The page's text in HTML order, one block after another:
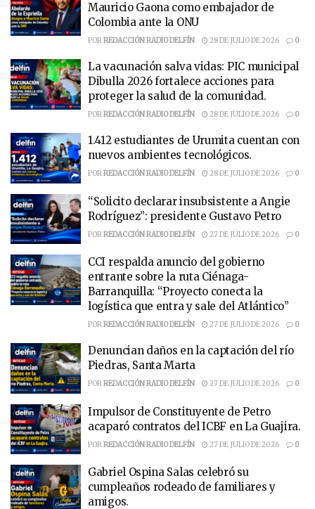
Mauricio Gaona como embajador de
Colombia ante la ONU
PORREDACCIÓN RADIO DELFÍN 28 DE JULIO DE 2026 0
La vacunación salva vidas: PIC municipal
Dibulla 2026 fortalece acciones para
proteger la salud de la comunidad.
PORREDACCIÓN RADIO DELFÍN 28 DE JULIO DE 2026 0
1.412 estudiantes de Urumita cuentan con
nuevos ambientes tecnológicos.
PORREDACCIÓN RADIO DELFÍN 28 DE JULIO DE 2026 0
“Solicito declarar insubsistente a Angie
Rodríguez”: presidente Gustavo Petro
POR REDACCIÓN RADIO DELFÍN 27 DE JULIO DE 2026 0
CCI respalda anuncio del gobierno
entrante sobre la ruta Ciénaga-
Barranquilla: “Proyecto conecta la
logística que entra y sale del Atlántico”
PORREDACCIÓN RADIO DELFÍN 27 DE JULIO DE 2026 0
Denuncian daños en la captación del río
Piedras, Santa Marta
PORREDACCIÓN RADIO DELFÍN 27 DE JULIO DE 2026 0
Impulsor de Constituyente de Petro
acaparó contratos del ICBF en La Guajira.
POR REDACCIÓN RADIO DELFÍN 27 DE JULIO DE 2026 0
Gabriel Ospina Salas celebró su
cumpleaños rodeado de familiares y
amigos.